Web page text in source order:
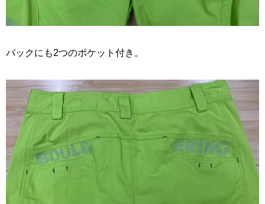
バックにも2つのポケット付き。